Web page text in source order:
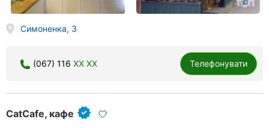
Симоненка, 3
(067) 116 XX XX Телефонувати
CatCafe, кафе